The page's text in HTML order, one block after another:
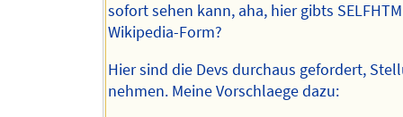
sofort sehen kann, aha, hier gibts
Wikipedia-Form?
Hier sind die Devs durchaus gefordert,
nehmen. Meine Vorschlaege dazu: